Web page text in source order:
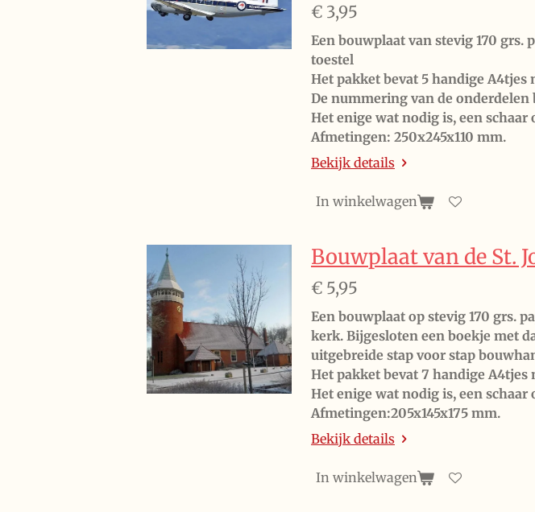
€ 3,95
Een bouwplaat van stevig 170 grs.
toestel
Het pakket bevat 5 handige
De nummering van de
Het enige wat nodig is, een
Afmetingen: 250x245x110 mm.
Bekijk details
In winkelwagen
Bouwplaat van de St.
€ 5,95
Een bouwplaat op stevig 170 grs.
kerk. Bijgesloten een boekje met
uitgebreide stap voor stap
Het pakket bevat 7 handige
Het enige wat nodig is, een
Afmetingen:205x145x175 mm.
Bekijk details
In winkelwagen